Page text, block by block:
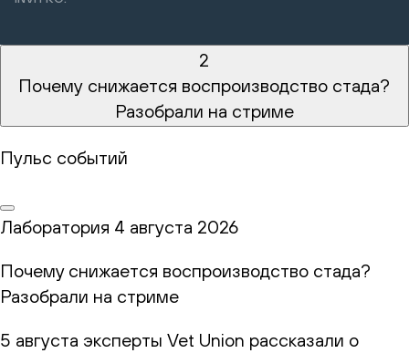
2
Почему снижается воспроизводство стада?
Разобрали на стриме
Пульс событий
Лаборатория 4 августа 2026
Почему снижается воспроизводство стада?
Разобрали на стриме
5 августа эксперты Vet Union рассказали о